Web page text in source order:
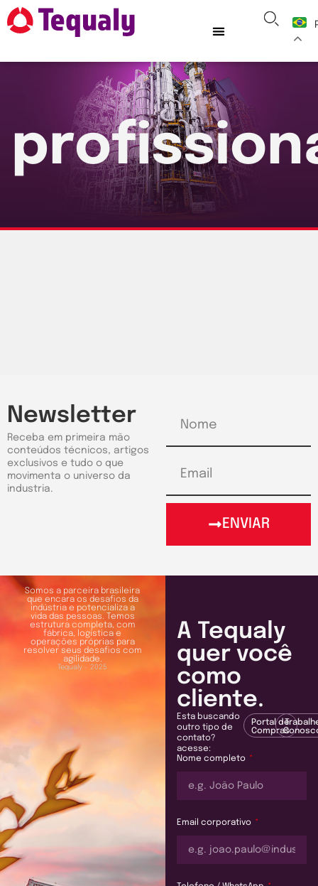
Newsletter
Receba em primeira mão
conteúdos técnicos, artigos
exclusivos e tudo o que
movimenta o universo da
industria.
ENVIAR
Somos a parceira brasileira
que encara os desafios da
indústria e potencializa a
vida das pessoas. Temos
estrutura completa, com
fábrica, logística e
operações próprias para
resolver seus desafios com
agilidade.
Tequaly - 2025
A Tequaly
quer você
como
cliente.
Esta buscando
outro tipo de
contato?
acesse:
Portal de
Compras
Nome completo
Email corporativo